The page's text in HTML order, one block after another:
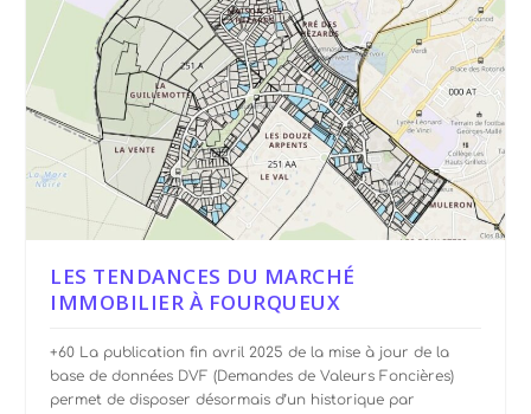
LES TENDANCES DU MARCHÉ
IMMOBILIER À FOURQUEUX
+60 La publication fin avril 2025 de la mise à jour de la
base de données DVF (Demandes de Valeurs Foncières)
permet de disposer désormais d’un historique par